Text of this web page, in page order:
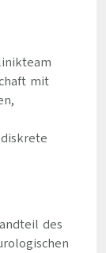
mit
des